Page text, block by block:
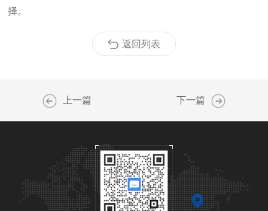
择。
返回列表
上一篇 下一篇